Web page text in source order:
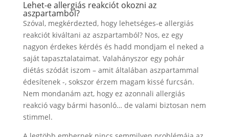
Lehet-e allergiás reakciót okozni az
aszpartamból?
Szóval, megkérdezted, hogy lehetséges-e allergiás
reakciót kiváltani az aszpartamból? Nos, ez egy
nagyon érdekes kérdés és hadd mondjam el neked a
saját tapasztalataimat. Valahányszor egy pohár
diétás szódát iszom – amit általában aszpartammal
édesítenek -, sokszor érzem magam kissé furcsán.
Nem mondanám azt, hogy ez azonnali allergiás
reakció vagy bármi hasonló… de valami biztosan nem
stimmel.